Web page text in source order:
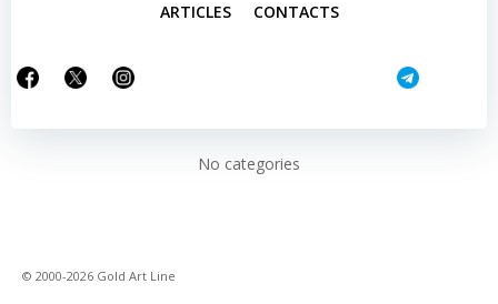
ARTICLES CONTACTS
No categories
© 2000-2026 Gold Art Line